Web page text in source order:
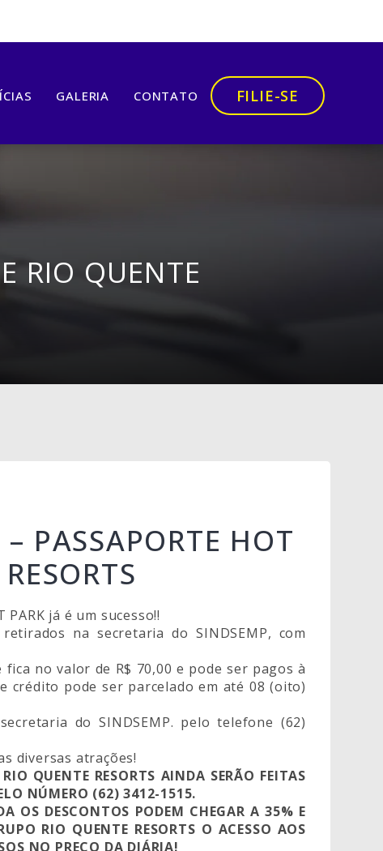
GALERIA CONTATO FILIE-SE
RIO QUENTE
PASSAPORTE HOT
já é um sucesso!!
na secretaria do SINDSEMP, com
no valor de R$ 70,00 e pode ser pagos à
crédito pode ser parcelado em até 08 (oito)
do SINDSEMP. pelo telefone (62)
diversas atrações!
QUENTE RESORTS AINDA SERÃO FEITAS
NÚMERO (62) 3412-1515.
OS DESCONTOS PODEM CHEGAR A 35% E
RIO QUENTE RESORTS O ACESSO AOS
NO PREÇO DA DIÁRIA!